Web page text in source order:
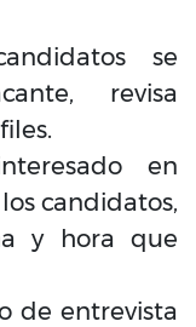
se
revisa
en
candidatos,
y hora que
de entrevista